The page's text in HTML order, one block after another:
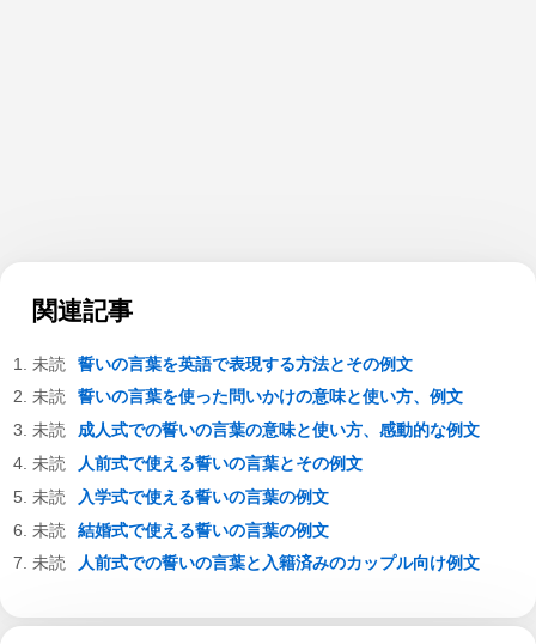
関連記事
誓いの言葉を英語で表現する方法とその例文
誓いの言葉を使った問いかけの意味と使い方、例文
成人式での誓いの言葉の意味と使い方、感動的な例文
人前式で使える誓いの言葉とその例文
入学式で使える誓いの言葉の例文
結婚式で使える誓いの言葉の例文
人前式での誓いの言葉と入籍済みのカップル向け例文